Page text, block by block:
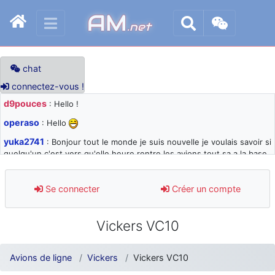
AM.net
chat
connectez-vous !
d9pouces : Hello !
operaso : Hello
yuka2741 : Bonjour tout le monde je suis nouvelle je voulais savoir si
quelqu'un c'est vers qu'elle heure rentre les avions tout sa a la base
d9pouces: désolé pour les quelques blocages du site ces derniers
jours : je teste des méthodes contre le spam et les bots trop nocifs
: Super, la nouvelle bannière
d9pouces
: je suis un avion@,._,+ > lesquels ? je ne suis pas sûr de
comprendre
Se connecter Créer un compte
Vickers VC10
Avions de ligne Vickers Vickers VC10